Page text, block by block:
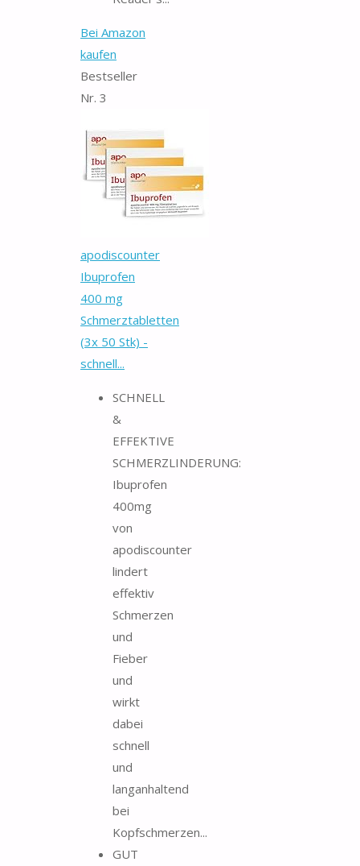
Bei Amazon
kaufen
Bestseller
Nr. 3
apodiscounter
Ibuprofen
400 mg
Schmerztabletten
(3x 50 Stk) -
schnell...
SCHNELL
&
EFFEKTIVE
SCHMERZLINDERUNG:
Ibuprofen
400mg
von
apodiscounter
lindert
effektiv
Schmerzen
und
Fieber
und
wirkt
dabei
schnell
und
langanhaltend
bei
Kopfschmerzen...
GUT